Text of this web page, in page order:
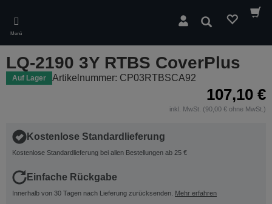
main
content
Menü
Suchen
LQ-2190 3Y RTBS CoverPlus
Auf Lager Artikelnummer: CP03RTBSCA92
107,10 €
inkl. MwSt. (90,00 € ohne MwSt.)
Kostenlose Standardlieferung
Kostenlose Standardlieferung bei allen Bestellungen ab 25 €
Einfache Rückgabe
Innerhalb von 30 Tagen nach Lieferung zurücksenden. Mehr erfahren